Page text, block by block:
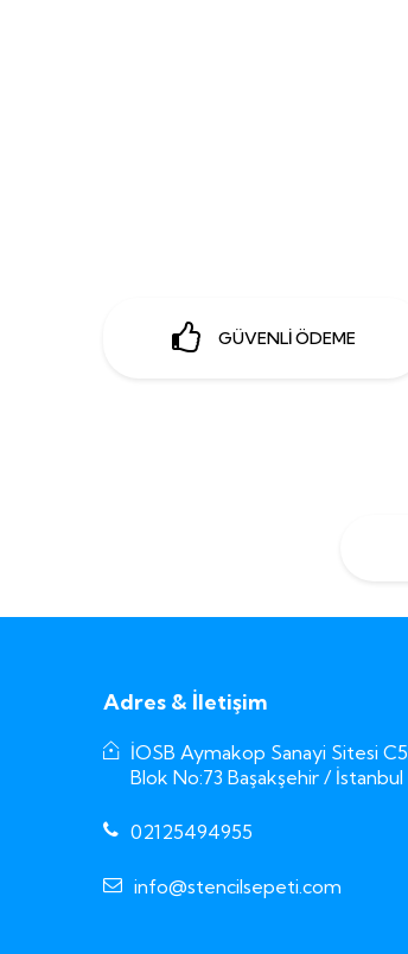
GÜVENLİ ÖDEME
Adres & İletişim
İOSB Aymakop Sanayi Sitesi C5
Blok No:73 Başakşehir / İstanbul
02125494955
info@stencilsepeti.com